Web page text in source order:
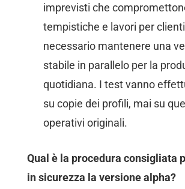
imprevisti che
tempistiche e lavori per
necessario mantenere una
stabile in parallelo per la
quotidiana. I test vanno
su copie dei profili, mai su
operativi originali.
Qual è la procedura consigliata
in sicurezza la versione alpha?